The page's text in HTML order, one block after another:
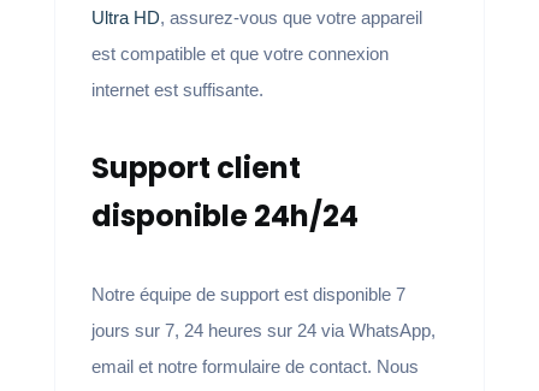
Ultra HD, assurez-vous que votre appareil
est compatible et que votre connexion
internet est suffisante.
Support client
disponible 24h/24
Notre équipe de support est disponible 7
jours sur 7, 24 heures sur 24 via WhatsApp,
email et notre formulaire de contact. Nous